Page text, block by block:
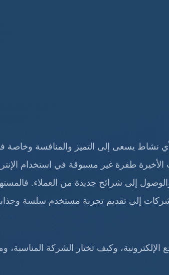
يسعى إلى التميز والمنافسة وخاصة
طفرة غير مسبوقة في استخدام
إلى شرائح جديدة من العملاء.
الشركات إلى تقديم تجربة مستخدم سلسة
وكيف تختار الشركة المناسبة،